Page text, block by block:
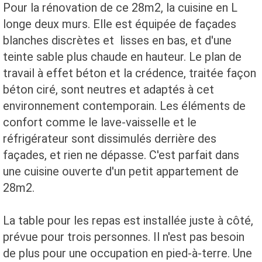
Pour la rénovation de ce 28m2, la cuisine en L
longe deux murs. Elle est équipée de façades
blanches discrètes et lisses en bas, et d'une
teinte sable plus chaude en hauteur. Le plan de
travail à effet béton et la crédence, traitée façon
béton ciré, sont neutres et adaptés à cet
environnement contemporain. Les éléments de
confort comme le lave-vaisselle et le
réfrigérateur sont dissimulés derrière des
façades, et rien ne dépasse. C'est parfait dans
une cuisine ouverte d'un petit appartement de
28m2.
La table pour les repas est installée juste à côté,
prévue pour trois personnes. Il n'est pas besoin
de plus pour une occupation en pied-à-terre. Une